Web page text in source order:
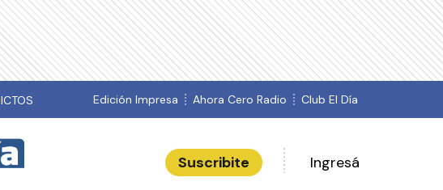
Edición Impresa Ahora Cero Radio Club El Día
Suscribite Ingresá